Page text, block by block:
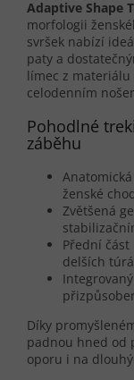
Adaptive Shape
morfologii
svršek nabízí
paty a
límec z
celodenním
Pohodlné
záběhu
ženské
Zvětšená
Přední
delších
Díky
padnou hned od
oporu i na